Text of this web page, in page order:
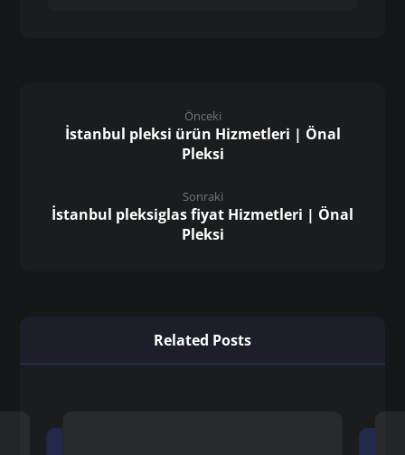
Önceki
İstanbul pleksi ürün Hizmetleri | Önal
Pleksi
Sonraki
İstanbul pleksiglas fiyat Hizmetleri | Önal
Pleksi
Related Posts